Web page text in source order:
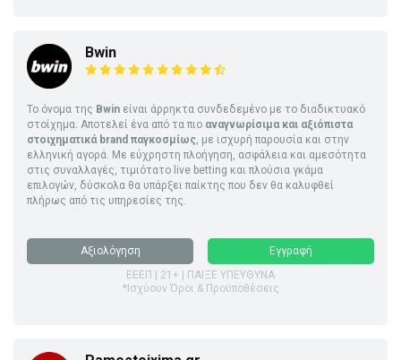
Bwin
Το όνομα της Bwin είναι άρρηκτα συνδεδεμένο με το διαδικτυακό
στοίχημα. Αποτελεί ένα από τα πιο αναγνωρίσιμα και αξιόπιστα
στοιχηματικά brand παγκοσμίως, με ισχυρή παρουσία και στην
ελληνική αγορά. Με εύχρηστη πλοήγηση, ασφάλεια και αμεσότητα
στις συναλλαγές, τιμιότατο live betting και πλούσια γκάμα
επιλογών, δύσκολα θα υπάρξει παίκτης που δεν θα καλυφθεί
πλήρως από τις υπηρεσίες της.
Αξιολόγηση
Εγγραφή
ΕΕΕΠ | 21+ | ΠΑΙΞΕ ΥΠΕΥΘΥΝΑ
*Ισχύουν Όροι & Προϋποθέσεις